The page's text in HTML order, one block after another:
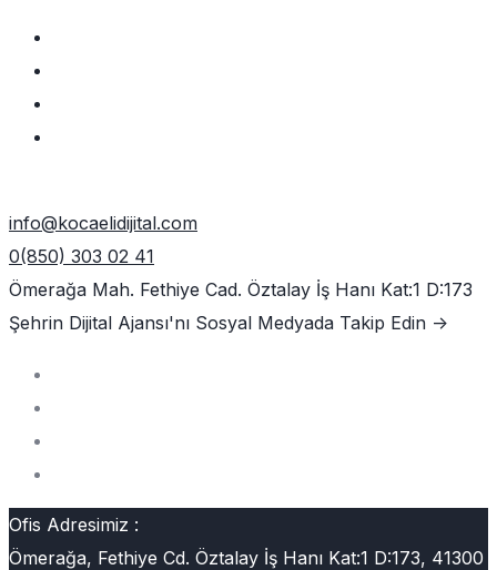
info@kocaelidijital.com
0(850) 303 02 41
Ömerağa Mah. Fethiye Cad. Öztalay İş Hanı Kat:1 D:173
Şehrin Dijital Ajansı'nı Sosyal Medyada Takip Edin ->
Ofis Adresimiz :
Ömerağa, Fethiye Cd. Öztalay İş Hanı Kat:1 D:173, 41300